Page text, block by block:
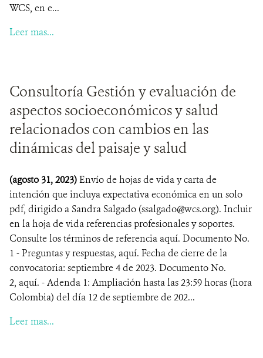
WCS, en e...
Leer mas...
Consultoría Gestión y evaluación de
aspectos socioeconómicos y salud
relacionados con cambios en las
dinámicas del paisaje y salud
(agosto 31, 2023)Envío de hojas de vida y carta de
intención que incluya expectativa económica en un solo
pdf, dirigido a Sandra Salgado (ssalgado@wcs.org). Incluir
en la hoja de vida referencias profesionales y soportes.
Consulte los términos de referencia aquí. Documento No.
1 - Preguntas y respuestas, aquí. Fecha de cierre de la
convocatoria: septiembre 4 de 2023. Documento No.
2, aquí. - Adenda 1: Ampliación hasta las 23:59 horas (hora
Colombia) del día 12 de septiembre de 202...
Leer mas...